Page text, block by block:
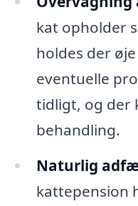
kat opholder
holdes der
eventuelle
tidligt, og der
behandling.
Naturlig
kattepension